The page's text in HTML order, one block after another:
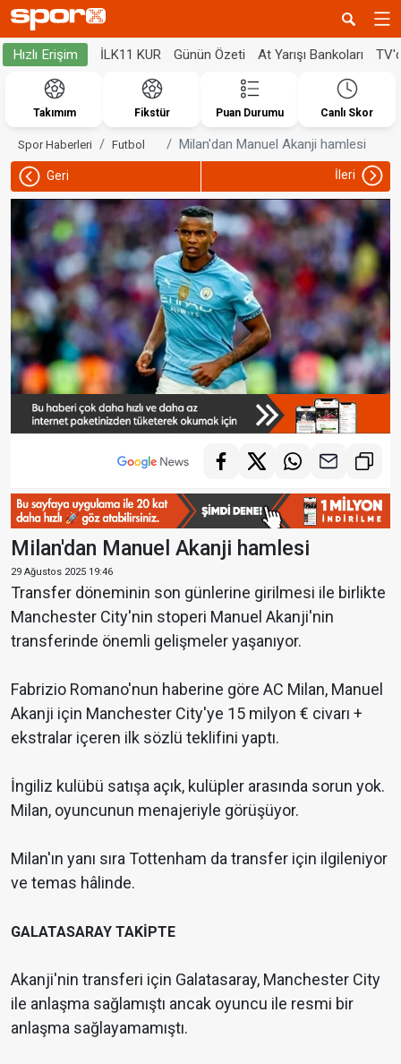
Hızlı Erişim İLK11 KUR Günün Özeti At Yarışı Bankoları
Takımım Fikstür Puan Durumu Canlı Skor
Spor Haberleri Futbol Milan'dan Manuel Akanji hamlesi
Geri İleri
Milan'dan Manuel Akanji hamlesi
29 Ağustos 2025 19:46
Transfer döneminin son günlerine girilmesi ile birlikte
Manchester City'nin stoperi Manuel Akanji'nin
transferinde önemli gelişmeler yaşanıyor.
Fabrizio Romano'nun haberine göre AC Milan, Manuel
Akanji için Manchester City'ye 15 milyon € civarı +
ekstralar içeren ilk sözlü teklifini yaptı.
İngiliz kulübü satışa açık, kulüpler arasında sorun yok.
Milan, oyuncunun menajeriyle görüşüyor.
Milan'ın yanı sıra Tottenham da transfer için ilgileniyor
ve temas hâlinde.
GALATASARAY TAKİPTE
Akanji'nin transferi için Galatasaray, Manchester City
ile anlaşma sağlamıştı ancak oyuncu ile resmi bir
anlaşma sağlayamamıştı.